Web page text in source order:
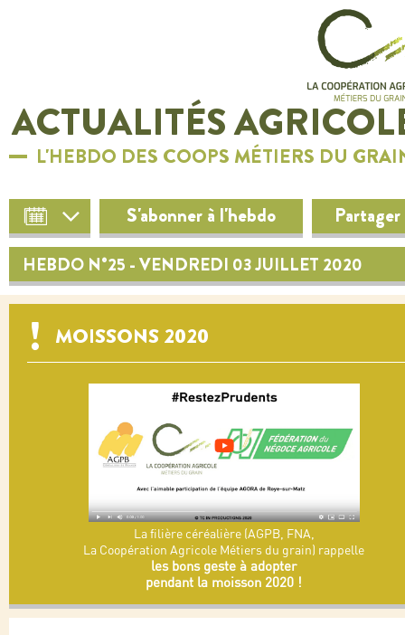
ACTUALITÉS
L'HEBDO DES COOPS MÉTIERS DU
S'abonner à l'hebdo Partager
HEBDO N°25 - VENDREDI 03 JUILLET 2020
MOISSONS 2020
La filière céréalière (AGPB, FNA,
La Coopération Agricole Métiers du grain) rappelle
les bons geste à adopter
pendant la moisson 2020 !